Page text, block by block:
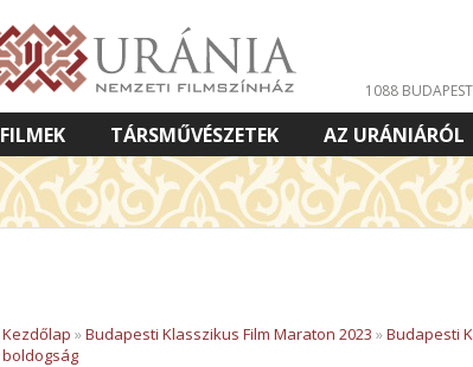
1088
FILMEK TÁRSMŰVÉSZETEK AZ URÁNIÁRÓL
VETÍTETT KÉPES ELŐADÁSOK
Kezdőlap »Budapesti Klasszikus Film Maraton 2023 »Budapesti
boldogság